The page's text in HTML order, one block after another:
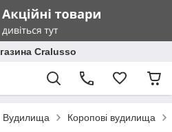
Cralusso
Вудилища Коропові вудилища